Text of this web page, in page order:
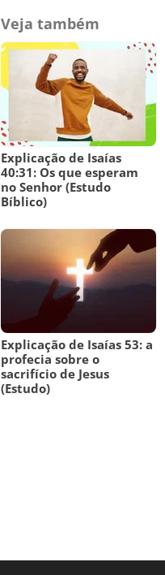
Veja também
Explicação de Isaías
40:31: Os que esperam
no Senhor (Estudo
Bíblico)
Explicação de Isaías 53: a
profecia sobre o
sacrifício de Jesus
(Estudo)